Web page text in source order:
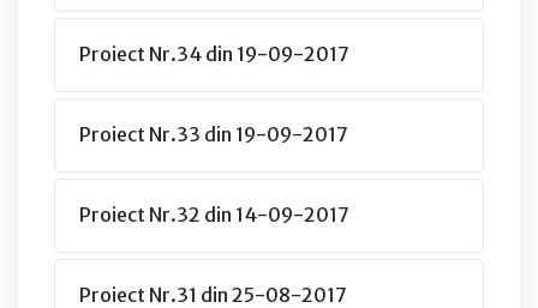
Proiect Nr.34 din 19-09-2017
Proiect Nr.33 din 19-09-2017
Proiect Nr.32 din 14-09-2017
Proiect Nr.31 din 25-08-2017